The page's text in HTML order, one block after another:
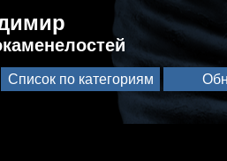
Список по категориям